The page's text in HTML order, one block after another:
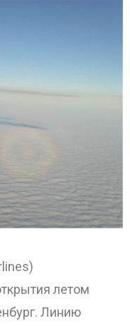
летом
Линию